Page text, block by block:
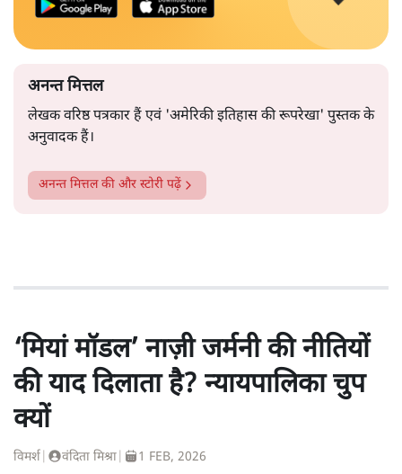
अनन्त मित्तल
लेखक वरिष्ठ पत्रकार हैं एवं 'अमेरिकी इतिहास की रूपरेखा' पुस्तक के
अनुवादक हैं।
अनन्त मित्तलकी और स्टोरी पढ़ें
‘मियां मॉडल’ नाज़ी जर्मनी की नीतियों
की याद दिलाता है? न्यायपालिका चुप
क्यों
विमर्श वंदिता मिश्रा 1 FEB, 2026